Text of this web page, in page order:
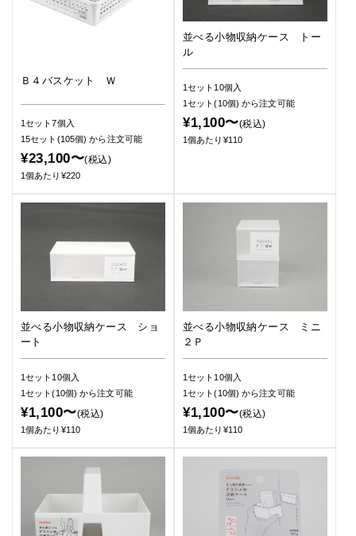
Ｂ４バスケット Ｗ
1セット7個入
15セット(105個)から注文可能
¥23,100〜(税込)
1個あたり¥220
並べる小物収納ケース トー
ル
1セット10個入
1セット(10個)から注文可能
¥1,100〜(税込)
1個あたり¥110
並べる小物収納ケース ショ
ート
1セット10個入
1セット(10個)から注文可能
¥1,100〜(税込)
1個あたり¥110
並べる小物収納ケース ミニ
２Ｐ
1セット10個入
1セット(10個)から注文可能
¥1,100〜(税込)
1個あたり¥110